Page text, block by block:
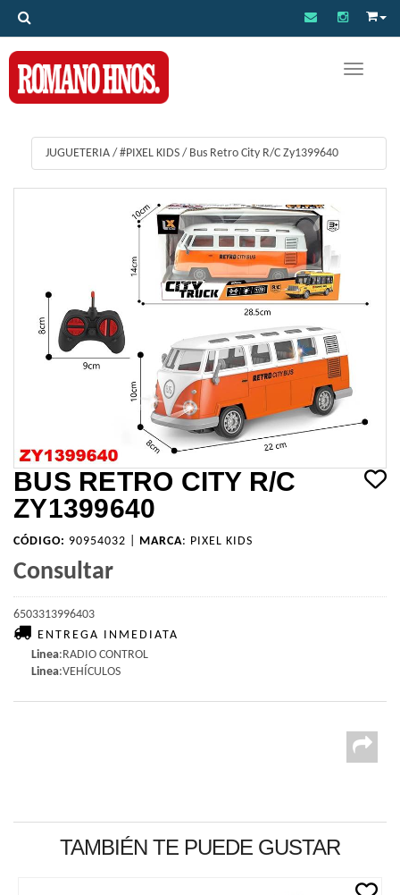
Toggle
JUGUETERIA / #PIXEL KIDS / Bus Retro City R/C Zy1399640
BUS RETRO CITY R/C
ZY1399640
CÓDIGO: 90954032 | MARCA: PIXEL KIDS
Consultar
6503313996403
ENTREGA INMEDIATA
Linea:RADIO CONTROL
Linea:VEHÍCULOS
TAMBIÉN TE PUEDE GUSTAR